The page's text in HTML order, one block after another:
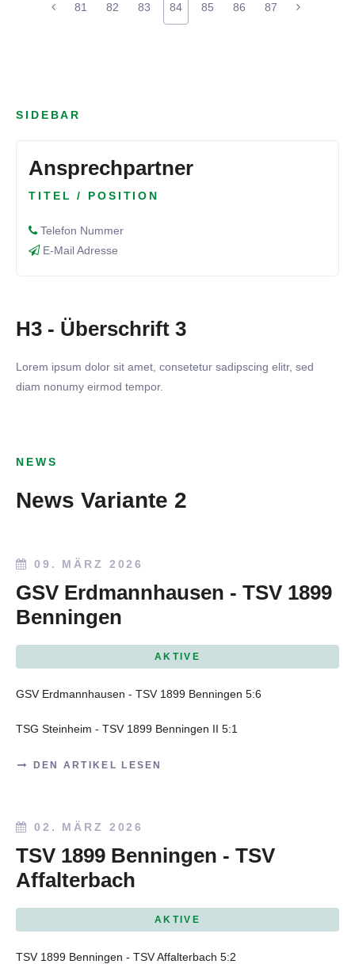
81 82 83 84 85 86 87
SIDEBAR
Ansprechpartner
TITEL / POSITION
Telefon Nummer
E-Mail Adresse
H3 - Überschrift 3
Lorem ipsum dolor sit amet, consetetur sadipscing elitr, sed
diam nonumy eirmod tempor.
NEWS
News Variante 2
09. MÄRZ 2026
GSV Erdmannhausen - TSV 1899
Benningen
AKTIVE
GSV Erdmannhausen - TSV 1899 Benningen 5:6
TSG Steinheim - TSV 1899 Benningen II 5:1
DEN ARTIKEL LESEN
02. MÄRZ 2026
TSV 1899 Benningen - TSV
Affalterbach
AKTIVE
TSV 1899 Benningen - TSV Affalterbach 5:2